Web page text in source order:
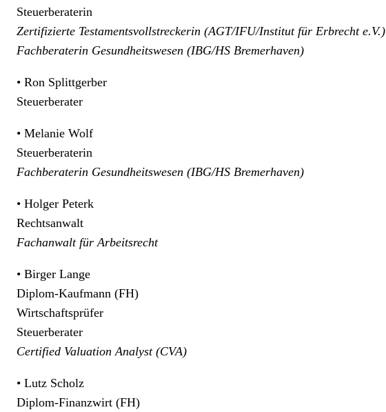
Steuerberaterin
Zertifizierte Testamentsvollstreckerin (AGT/IFU/Institut für Erbrecht e.V.)
Fachberaterin Gesundheitswesen (IBG/HS Bremerhaven)
• Ron Splittgerber
Steuerberater
• Melanie Wolf
Steuerberaterin
Fachberaterin Gesundheitswesen (IBG/HS Bremerhaven)
• Holger Peterk
Rechtsanwalt
Fachanwalt für Arbeitsrecht
• Birger Lange
Diplom-Kaufmann (FH)
Wirtschaftsprüfer
Steuerberater
Certified Valuation Analyst (CVA)
• Lutz Scholz
Diplom-Finanzwirt (FH)